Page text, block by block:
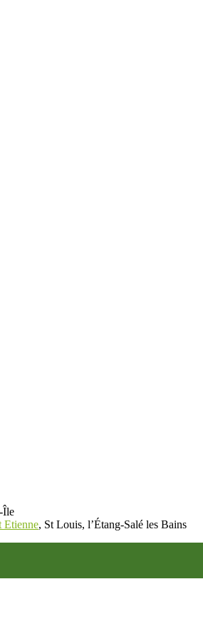
Île
Etienne, St Louis, l’Étang-Salé les Bains